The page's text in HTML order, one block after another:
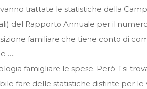
trattate le statistiche della
del Rapporto Annuale per il
familiare che tiene conto di
….
famigliare le spese. Però lì si
fare delle statistiche distinte per le